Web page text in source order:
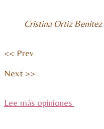
Cristina Ortiz Benitez
<< Prev
Next >>
Lee más opiniones